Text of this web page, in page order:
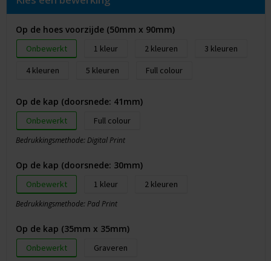
Op de hoes voorzijde (50mm x 90mm)
Onbewerkt 1 2
3
4
5 Full colour
Op de kap (doorsnede: 41mm)
Onbewerkt Full colour
Bedrukkingsmethode: Digital Print
Op de kap (doorsnede: 30mm)
Onbewerkt 1 2
Bedrukkingsmethode: Pad Print
Op de kap (35mm x 35mm)
Onbewerkt Graveren